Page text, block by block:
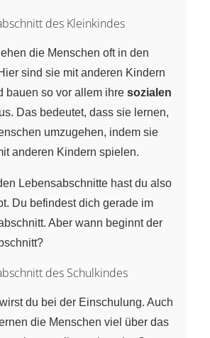
des Kleinkindes
die Menschen oft in den
sind sie mit anderen Kindern
bauen so vor allem ihre sozialen
Das bedeutet, dass sie lernen,
umzugehen, indem sie
anderen Kindern spielen.
Lebensabschnitte hast du also
Du befindest dich gerade im
Aber wann beginnt der
des Schulkindes
du bei der Einschulung. Auch
die Menschen viel über das